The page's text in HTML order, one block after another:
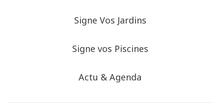
Signe Vos Jardins
Signe vos Piscines
Actu & Agenda